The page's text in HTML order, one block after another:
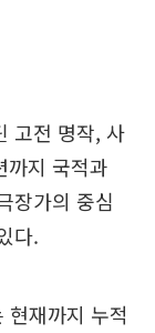
고전 명작, 사
까지 국적과
장가의 중심
다.
재까지 누적